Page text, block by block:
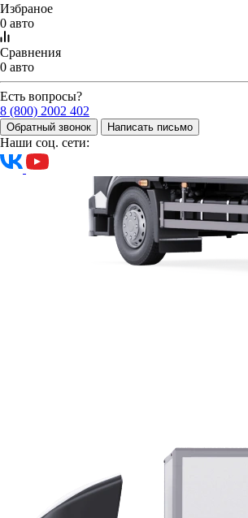
Избраное
0 авто
Сравнения
0 авто
Есть вопросы?
8 (800) 2002 402
Обратный звонок Написать письмо
Наши соц. сети: